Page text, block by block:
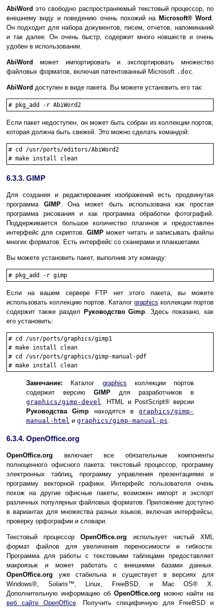
AbiWord это свободно распространяемый текстовый процессор, по
внешнему виду и поведению очень похожий на Microsoft® Word .
Он подходит для набора документов, писем, отчетов, напоминаний
и так далее. Он очень быстр, содержит много новшеств и очень
удобен в использовании.
AbiWord
может импортировать и экспортировать множество
файловых форматов, включая патентованный Microsoft .doc.
AbiWord доступен в виде пакета. Вы можете установить его так:
# pkg_add -r AbiWord2
Если пакет недоступен, он может быть собран из коллекции портов,
которая должна быть свежей. Это можно сделать командой:
# cd /usr/ports/editors/AbiWord2
# make install clean
6.3.3. GIMP
Для создания и редактирования изображений есть продвинутая
программа GIMP. Она может быть использована как простая
программа рисования и как программа обработки фотографий.
Поддерживается большое количество плагинов и предоставлен
интерфейс для скриптов. GIMPможет читать и записывать файлы
многих форматов. Есть интерфейс со сканерами и планшетами.
Вы можете установить пакет, выполнив эту команду:
# pkg_add -r gimp
Если на вашем сервере FTP нет этого пакета, вы можете
использовать коллекцию портов. Каталог graphics коллекции портов
содержит также раздел
Руководство Gimp. Здесь показано, как
его установить:
# cd /usr/ports/graphics/gimp1
# make install clean
# cd /usr/ports/graphics/gimp-manual-pdf
# make install clean
Замечание: Каталог graphics коллекции портов
содержит версию GIMP для разработчиков в
graphics/gimp-devel. HTML и PostScript® версии
Руководства Gimp находятся в graphics/gimp-
manual-html и graphics/gimp-manual-ps.
6.3.4. OpenOffice.org
OpenOffice.org включает все обязательные компоненты
полноценного офисного пакета: текстовый процессор, программу
электронных таблиц, программу управления презентациями и
программу векторной графики. Интерфейс пользователя очень
похож на другие офисные пакеты, возможен импорт и экспорт
различных популярных файловых форматов. Приложение доступно
в вариантах для множества разных языков, включая интерфейсы,
проверку орфографии и словари.
Текстовый процессорOpenOffice.org использует чистый XML
формат файлов для увеличения переносимости и гибкости.
Программа для работы с текстовыми таблицами предоставляет
макроязык и может работать с внешними базами данных.
OpenOffice.org уже стабильна и существует в версиях для
Windows®, Solaris™, Linux, FreeBSD, и Mac OS® X.
Дополнительную информацию об OpenOffice.org можно найти на
веб сайте OpenOffice. Получить специфичную для FreeBSD и